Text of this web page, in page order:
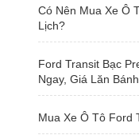
Có Nên Mua Xe Ô
Lịch?
Ford Transit Bạc
Ngay, Giá Lăn
Mua Xe Ô Tô Ford